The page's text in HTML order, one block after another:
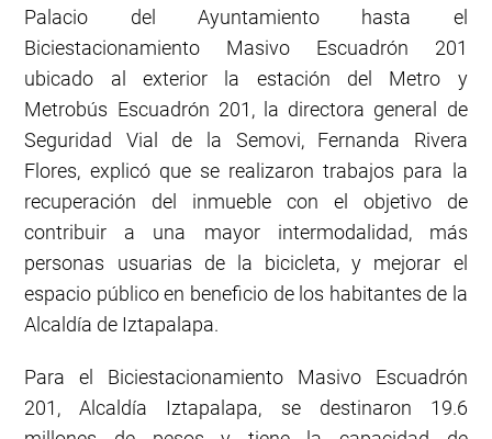
Palacio del Ayuntamiento hasta el
Biciestacionamiento Masivo Escuadrón 201
ubicado al exterior la estación del Metro y
Metrobús Escuadrón 201, la directora general de
Seguridad Vial de la Semovi, Fernanda Rivera
Flores, explicó que se realizaron trabajos para la
recuperación del inmueble con el objetivo de
contribuir a una mayor intermodalidad, más
personas usuarias de la bicicleta, y mejorar el
espacio público en beneficio de los habitantes de la
Alcaldía de Iztapalapa.
Para el Biciestacionamiento Masivo Escuadrón
201, Alcaldía Iztapalapa, se destinaron 19.6